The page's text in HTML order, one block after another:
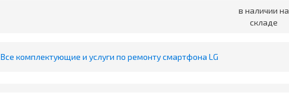
в наличии на
складе
Все комплектующие и услуги по ремонту смартфона LG